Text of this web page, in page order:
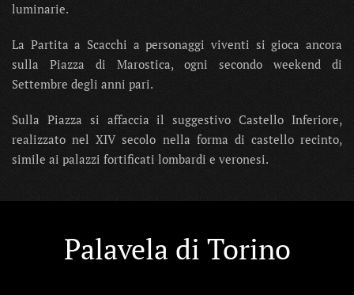
luminarie.
La Partita a Scacchi a personaggi viventi si gioca ancora
sulla Piazza di Marostica, ogni secondo weekend di
Settembre degli anni pari.
Sulla Piazza si affaccia il suggestivo Castello Inferiore,
realizzato nel XIV secolo nella forma di castello recinto,
simile ai palazzi fortificati lombardi e veronesi.
Palavela di Torino